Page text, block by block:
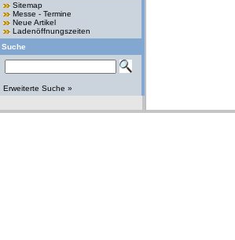
Sitemap
Messe - Termine
Neue Artikel
Ladenöffnungszeiten
Suche
Erweiterte Suche »